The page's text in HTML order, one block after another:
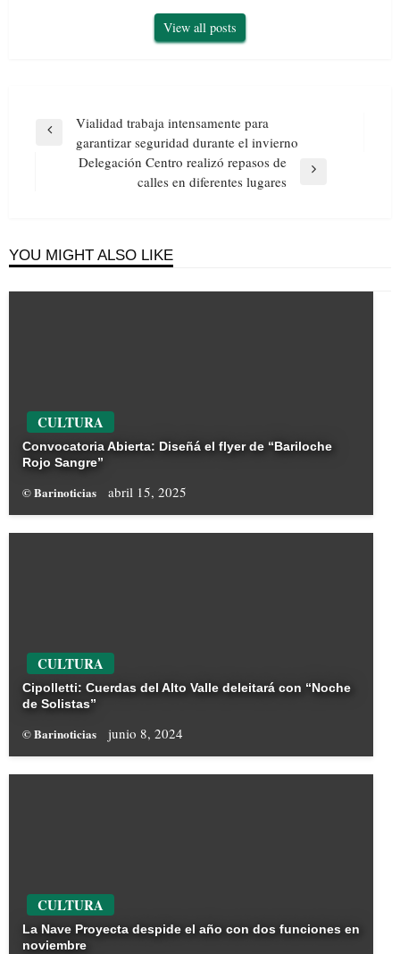
View all posts
Navegación
entradas
Previous
Vialidad trabaja intensamente para
garantizar seguridad durante el invierno
Delegación Centro realizó repasos de
calles en diferentes lugares
YOU MIGHT ALSO LIKE
CULTURA
Convocatoria Abierta: Diseñá el flyer de “Bariloche
Rojo Sangre”
© Barinoticias abril 15, 2025
CULTURA
Cipolletti: Cuerdas del Alto Valle deleitará con “Noche
de Solistas”
© Barinoticias junio 8, 2024
CULTURA
La Nave Proyecta despide el año con dos funciones en
noviembre